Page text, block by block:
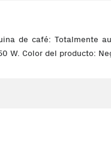
de café:
W. Color del producto: